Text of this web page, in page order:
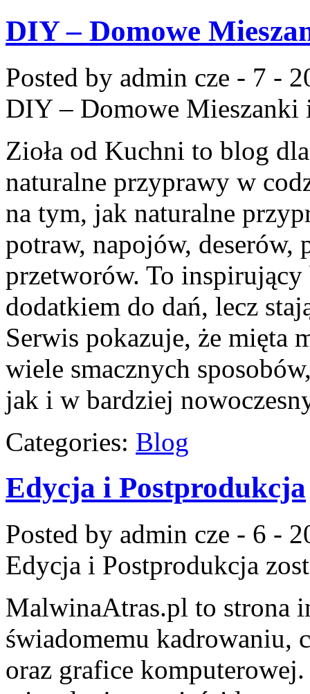
DIY – Domowe
Posted by admin cze - 7 -
DIY – Domowe Mieszanki
Zioła od Kuchni to blog
naturalne przyprawy w
na tym, jak naturalne
potraw, napojów, deserów,
przetworów. To
dodatkiem do dań, lecz
Serwis pokazuje, że mięta
wiele smacznych
jak i w bardziej
Categories: Blog
Edycja i Postprodukcja
Posted by admin cze - 6 -
Edycja i Postprodukcja
MalwinaAtras.pl to strona
świadomemu kadrowaniu,
oraz grafice